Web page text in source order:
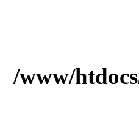
/www/